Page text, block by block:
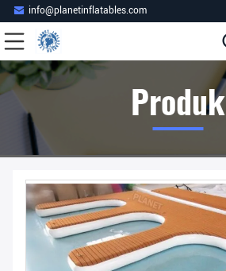
info@planetinflatables.com
Produk